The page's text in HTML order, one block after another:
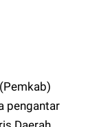
pengantar